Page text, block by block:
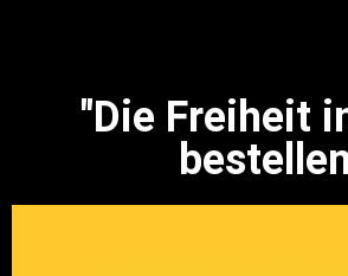
"Die Freiheit
bestellen